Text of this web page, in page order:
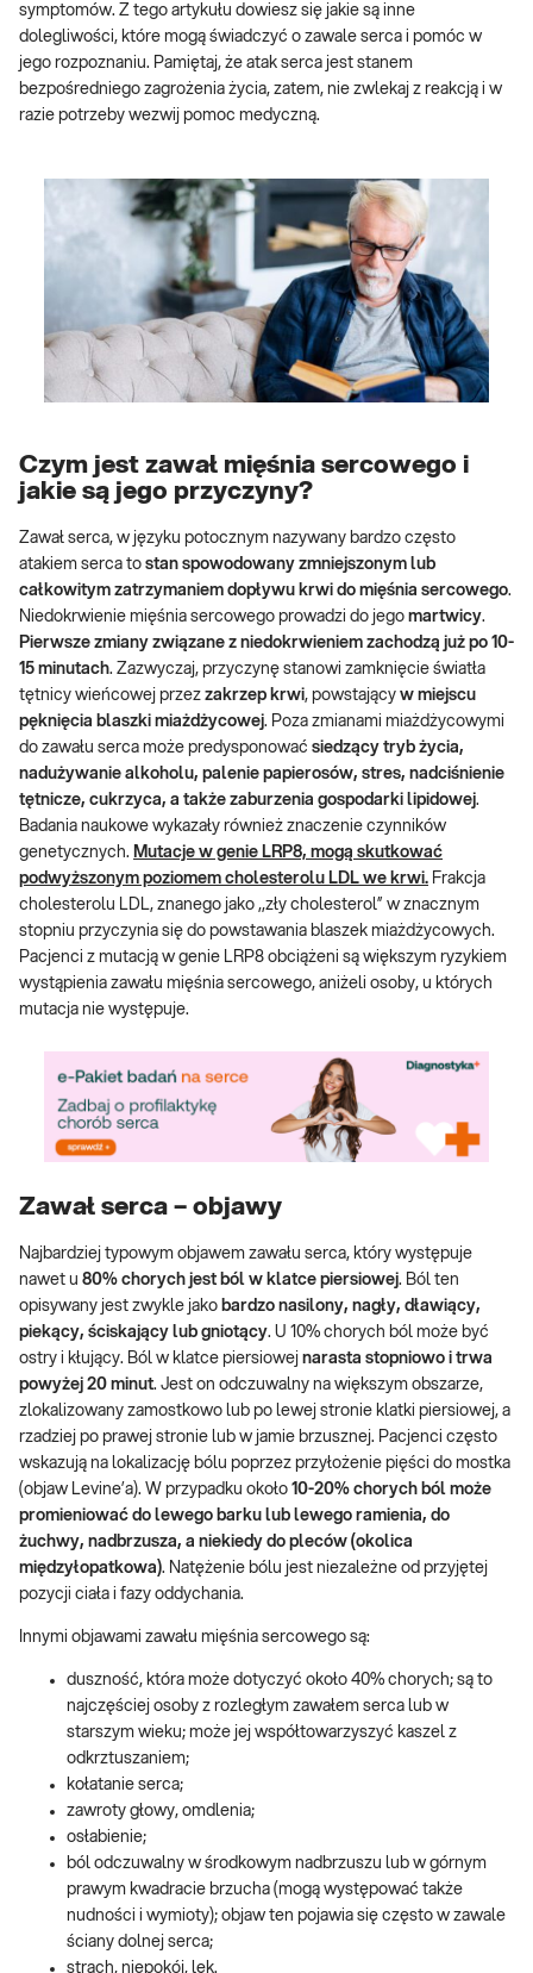
symptomów. Z tego artykułu dowiesz się jakie są inne
dolegliwości, które mogą świadczyć o zawale serca i pomóc w
jego rozpoznaniu. Pamiętaj, że atak serca jest stanem
bezpośredniego zagrożenia życia, zatem, nie zwlekaj z reakcją i w
razie potrzeby wezwij pomoc medyczną.
Czym jest zawał mięśnia sercowego i
jakie są jego przyczyny?
Zawał serca, w języku potocznym nazywany bardzo często
atakiem serca to stan spowodowany zmniejszonym lub
całkowitym zatrzymaniem dopływu krwi do mięśnia sercowego.
Niedokrwienie mięśnia sercowego prowadzi do jego martwicy.
Pierwsze zmiany związane z niedokrwieniem zachodzą już po 10-
15 minutach. Zazwyczaj, przyczynę stanowi zamknięcie światła
tętnicy wieńcowej przez zakrzep krwi, powstający w miejscu
pęknięcia blaszki miażdżycowej. Poza zmianami miażdżycowymi
do zawału serca może predysponować siedzący tryb życia,
nadużywanie alkoholu, palenie papierosów, stres, nadciśnienie
tętnicze, cukrzyca, a także zaburzenia gospodarki lipidowej.
Badania naukowe wykazały również znaczenie czynników
genetycznych. Mutacje w genie LRP8, mogą skutkować
podwyższonym poziomem cholesterolu LDL we krwi. Frakcja
cholesterolu LDL, znanego jako ,,zły cholesterol” w znacznym
stopniu przyczynia się do powstawania blaszek miażdżycowych.
Pacjenci z mutacją w genie LRP8 obciążeni są większym ryzykiem
wystąpienia zawału mięśnia sercowego, aniżeli osoby, u których
mutacja nie występuje.
Zawał serca – objawy
Najbardziej typowym objawem zawału serca, który występuje
nawet u 80% chorych jest ból w klatce piersiowej. Ból ten
opisywany jest zwykle jako bardzo nasilony, nagły, dławiący,
piekący, ściskający lub gniotący. U 10% chorych ból może być
ostry i kłujący. Ból w klatce piersiowej narasta stopniowo i trwa
powyżej 20 minut. Jest on odczuwalny na większym obszarze,
zlokalizowany zamostkowo lub po lewej stronie klatki piersiowej, a
rzadziej po prawej stronie lub w jamie brzusznej. Pacjenci często
wskazują na lokalizację bólu poprzez przyłożenie pięści do mostka
(objaw Levine’a). W przypadku około 10-20% chorych ból może
promieniować do lewego barku lub lewego ramienia, do
żuchwy, nadbrzusza, a niekiedy do pleców (okolica
międzyłopatkowa). Natężenie bólu jest niezależne od przyjętej
pozycji ciała i fazy oddychania.
Innymi objawami zawału mięśnia sercowego są:
duszność, która może dotyczyć około 40% chorych; są to
najczęściej osoby z rozległym zawałem serca lub w
starszym wieku; może jej współtowarzyszyć kaszel z
odkrztuszaniem;
kołatanie serca;
zawroty głowy, omdlenia;
osłabienie;
ból odczuwalny w środkowym nadbrzuszu lub w górnym
prawym kwadracie brzucha (mogą występować także
nudności i wymioty); objaw ten pojawia się często w zawale
ściany dolnej serca;
strach, niepokój, lęk.